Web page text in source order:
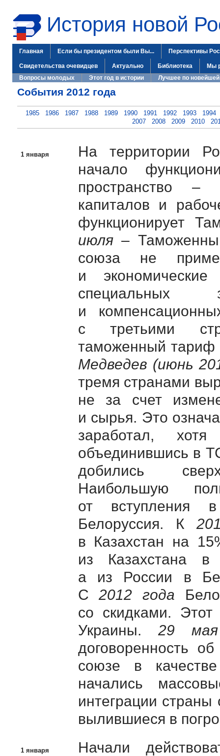
История новой
Главная Если бы президентом были Вы... Перспективы
Свидетельства очевидцев Актуально Библиотека
Мы
Вопросы молодых
Этот год в истории Лучшее по новейшей
События 2012 года
1985 1986 1987 1988 1989 1990 1991 1992 1993
1994
2007
2008 2009 2010
1 января
На территории
начало
пространство –
капиталов и
функционирует
июля–
союза не
и
специальных
и
с третьими
таможенный
Медведев (июнь
тремя странами
не за счет
и сырья. Это
заработал,
объединившись в
добились
Наибольшую
от вступления
Белоруссия. К
в Казахстан на
из Казахстана
а из России в
С2012 года
со скидками.
Украины. 29
договоренность
союзе в
начались
интеграции
вылившиеся в
1 января
Начали